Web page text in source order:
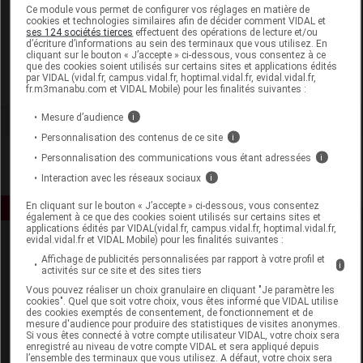
Laboratoire
U-Labs
Voir la fiche laboratoire
Espace produit
Boutique
Ce module vous permet de configurer vos réglages en matière de
cookies et technologies similaires afin de décider comment VIDAL et
ses 124 sociétés tierces effectuent des opérations de lecture et/ou
d’écriture d’informations au sein des terminaux que vous utilisez. En
cliquant sur le bouton « J’accepte » ci-dessous, vous consentez à ce
que des cookies soient utilisés sur certains sites et applications édités
par VIDAL (vidal.fr, campus.vidal.fr, hoptimal.vidal.fr, evidal.vidal.fr,
fr.m3manabu.com et VIDAL Mobile) pour les finalités suivantes :
Mesure d’audience i
Personnalisation des contenus de ce site i
Personnalisation des communications vous étant adressées i
Interaction avec les réseaux sociaux i
En cliquant sur le bouton « J’accepte » ci-dessous, vous consentez
également à ce que des cookies soient utilisés sur certains sites et
applications édités par VIDAL(vidal.fr, campus.vidal.fr, hoptimal.vidal.fr,
evidal.vidal.fr et VIDAL Mobile) pour les finalités suivantes :
Affichage de publicités personnalisées par rapport à votre profil et
activités sur ce site et des sites tiers
i
Vous pouvez réaliser un choix granulaire en cliquant "Je paramètre les
cookies". Quel que soit votre choix, vous êtes informé que VIDAL utilise
des cookies exemptés de consentement, de fonctionnement et de
mesure d'audience pour produire des statistiques de visites anonymes.
Si vous êtes connecté à votre compte utilisateur VIDAL, votre choix sera
enregistré au niveau de votre compte VIDAL et sera appliqué depuis
l’ensemble des terminaux que vous utilisez. A défaut, votre choix sera